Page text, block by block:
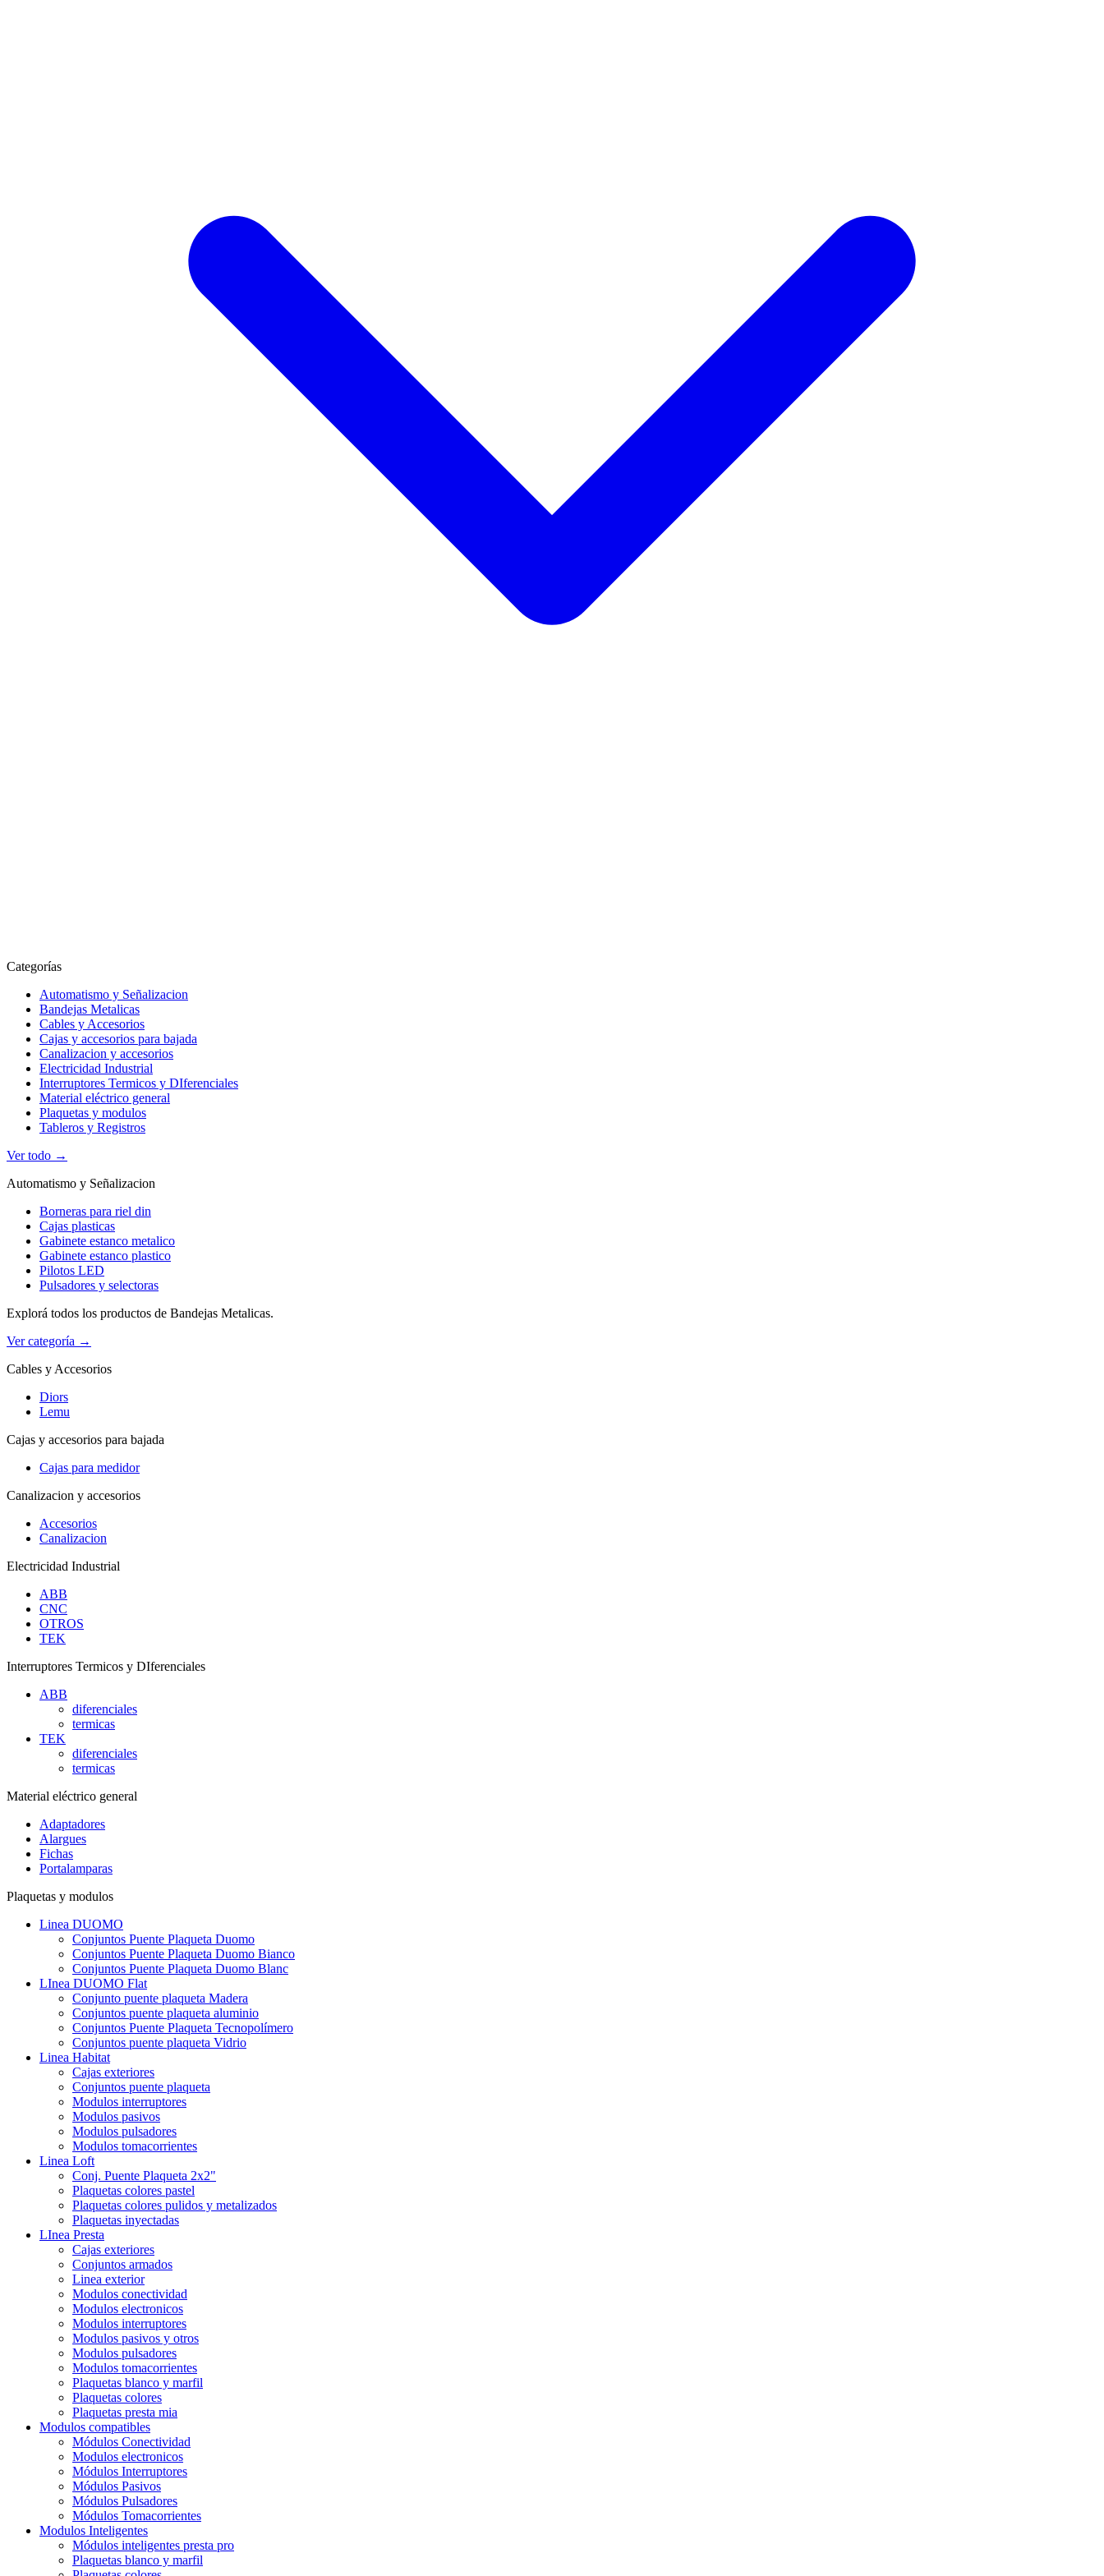
Categorías
Automatismo y Señalizacion
Bandejas Metalicas
Cables y Accesorios
Cajas y accesorios para bajada
Canalizacion y accesorios
Electricidad Industrial
Interruptores Termicos y DIferenciales
Material eléctrico general
Plaquetas y modulos
Tableros y Registros
Ver todo →
Automatismo y Señalizacion
Borneras para riel din
Cajas plasticas
Gabinete estanco metalico
Gabinete estanco plastico
Pilotos LED
Pulsadores y selectoras
Explorá todos los productos de Bandejas Metalicas.
Ver categoría →
Cables y Accesorios
Diors
Lemu
Cajas y accesorios para bajada
Cajas para medidor
Canalizacion y accesorios
Accesorios
Canalizacion
Electricidad Industrial
ABB
CNC
OTROS
TEK
Interruptores Termicos y DIferenciales
ABB
diferenciales
termicas
TEK
diferenciales
termicas
Material eléctrico general
Adaptadores
Alargues
Fichas
Portalamparas
Plaquetas y modulos
Linea DUOMO
Conjuntos Puente Plaqueta Duomo
Conjuntos Puente Plaqueta Duomo Bianco
Conjuntos Puente Plaqueta Duomo Blanc
LInea DUOMO Flat
Conjunto puente plaqueta Madera
Conjuntos puente plaqueta aluminio
Conjuntos Puente Plaqueta Tecnopolímero
Conjuntos puente plaqueta Vidrio
Linea Habitat
Cajas exteriores
Conjuntos puente plaqueta
Modulos interruptores
Modulos pasivos
Modulos pulsadores
Modulos tomacorrientes
Linea Loft
Conj. Puente Plaqueta 2x2"
Plaquetas colores pastel
Plaquetas colores pulidos y metalizados
Plaquetas inyectadas
LInea Presta
Cajas exteriores
Conjuntos armados
Linea exterior
Modulos conectividad
Modulos electronicos
Modulos interruptores
Modulos pasivos y otros
Modulos pulsadores
Modulos tomacorrientes
Plaquetas blanco y marfil
Plaquetas colores
Plaquetas presta mia
Modulos compatibles
Módulos Conectividad
Modulos electronicos
Módulos Interruptores
Módulos Pasivos
Módulos Pulsadores
Módulos Tomacorrientes
Modulos Inteligentes
Módulos inteligentes presta pro
Plaquetas blanco y marfil